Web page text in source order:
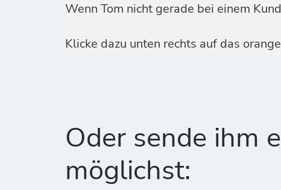
Wenn Tom nicht gerade bei einem
Klicke dazu unten rechts auf das
Oder sende ihm
möglichst: